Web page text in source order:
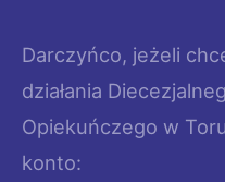
Darczyńco, jeżeli
działania
Opiekuńczego w
konto: